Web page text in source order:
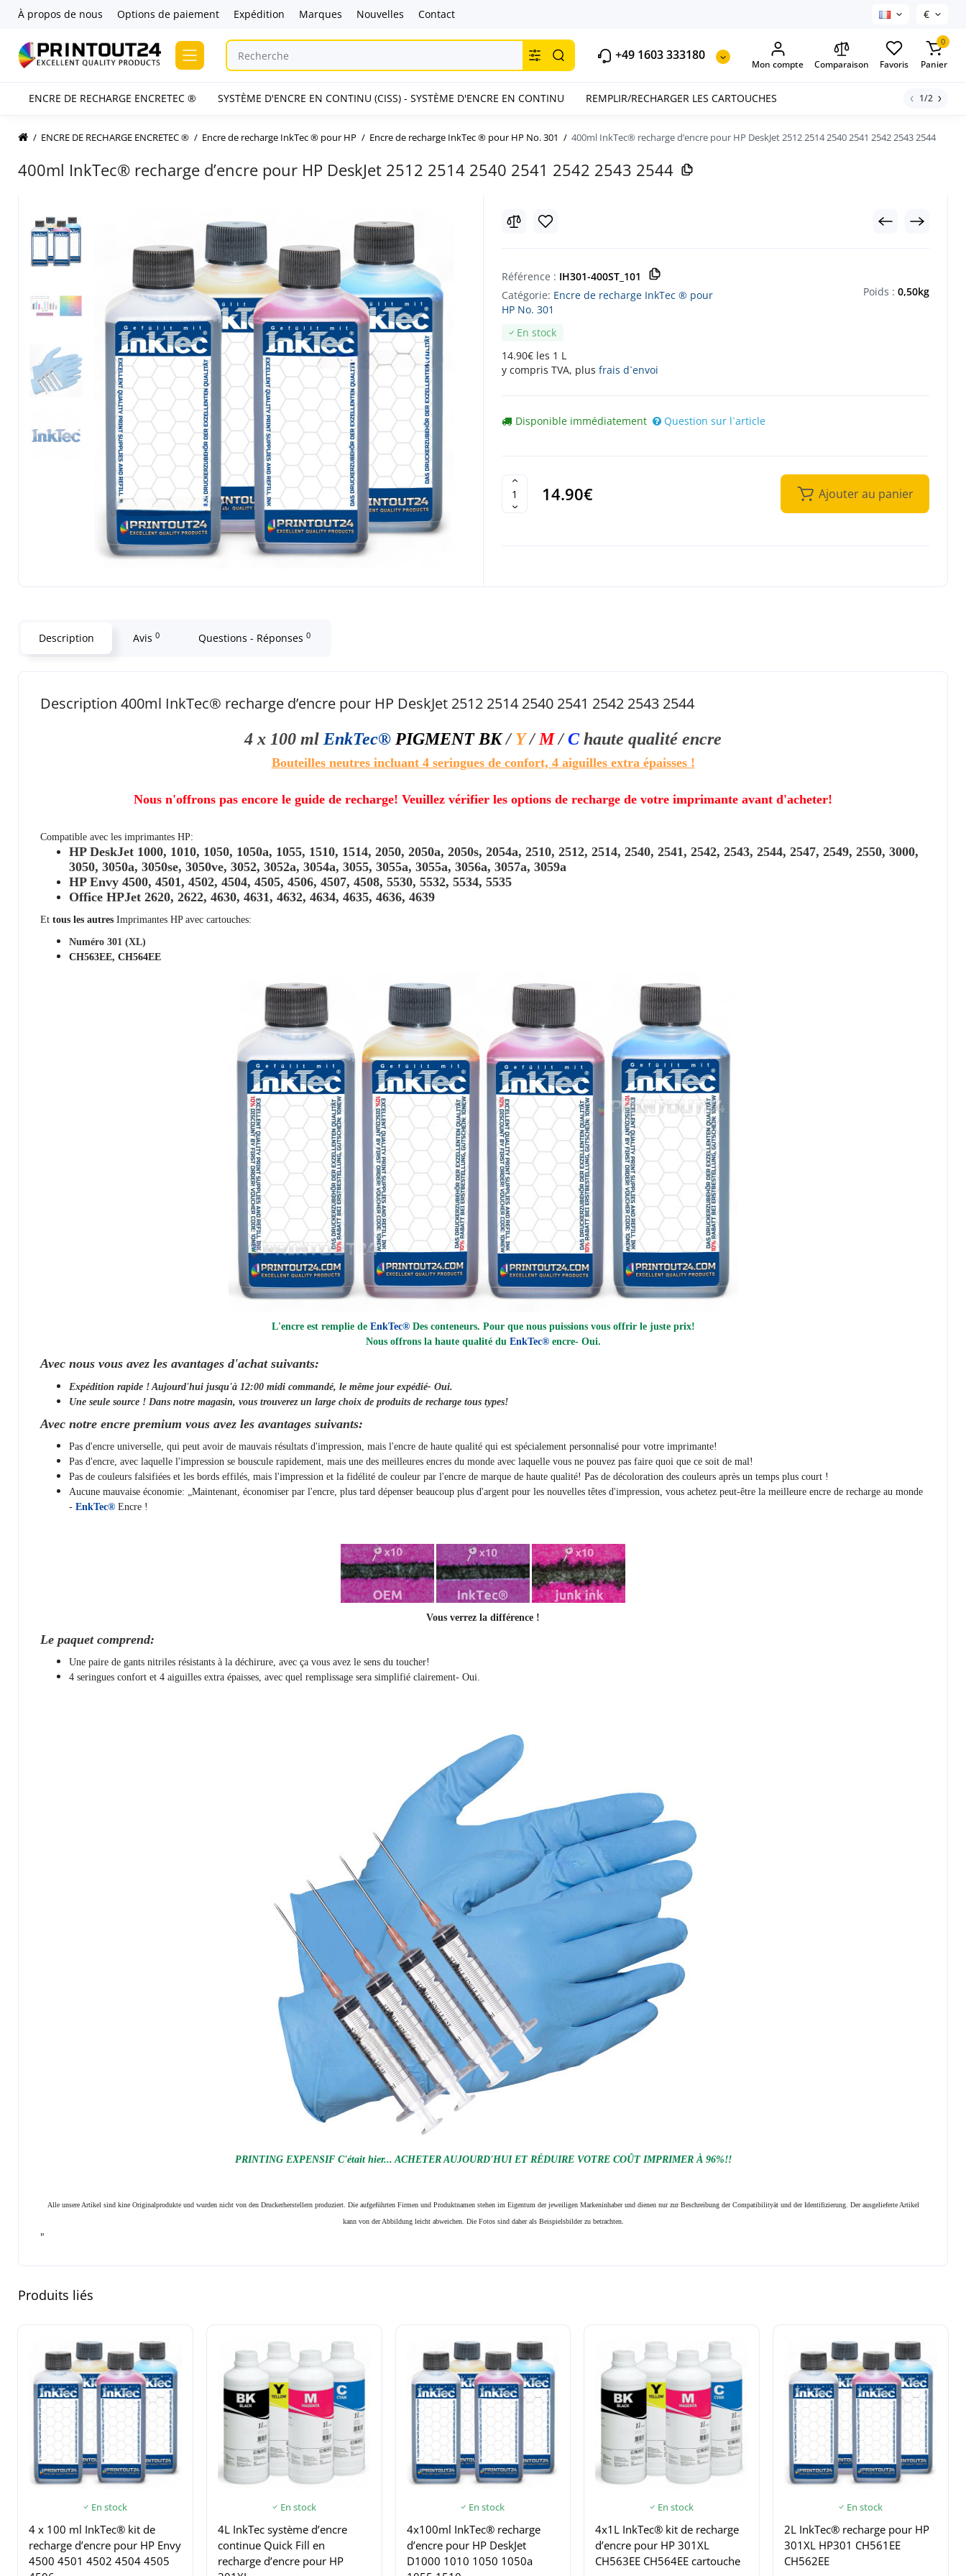
À propos de nous Options de paiement Expédition Marques Nouvelles Contact €
+49 1603 333180
Mon compte Comparaison Favoris
0
Panier
ENCRE DE RECHARGE ENCRETEC ® SYSTÈME D'ENCRE EN CONTINU (CISS) - SYSTÈME D'ENCRE EN CONTINU REMPLIR/RECHARGER LES CARTOUCHES 1/2
ENCRE DE RECHARGE ENCRETEC ® Encre de recharge InkTec ® pour HP Encre de recharge InkTec ® pour HP No. 301 400ml InkTec® recharge d’encre pour HP DeskJet 2512 2514 2540 2541 2542 2543 2544
400ml InkTec® recharge d’encre pour HP DeskJet 2512 2514 2540 2541 2542 2543 2544
Référence : IH301-400ST_101
Catégorie: Encre de recharge InkTec ® pour
HP No. 301
En stock
14.90€ les 1 L
y compris TVA, plus frais d`envoi
Poids : 0,50kg
Disponible immédiatement Question sur l`article
14.90€ Ajouter au panier
Description Avis 0 Questions - Réponses 0
Description 400ml InkTec® recharge d’encre pour HP DeskJet 2512 2514 2540 2541 2542 2543 2544
4 x 100 ml EnkTec® PIGMENT BK/Y/M/Chaute qualitéencre
Bouteilles neutres incluant 4 seringues de confort, 4 aiguilles extra épaisses !
Nous n'offrons pas encore le guide de recharge! Veuillez vérifier les options de recharge de votre imprimante avant d'acheter!
Compatible avec les imprimantes HP:
HP DeskJet 1000, 1010, 1050, 1050a, 1055, 1510, 1514, 2050, 2050a, 2050s, 2054a, 2510, 2512, 2514, 2540, 2541, 2542, 2543, 2544, 2547, 2549, 2550, 3000,
3050, 3050a, 3050se, 3050ve, 3052, 3052a, 3054a, 3055, 3055a, 3055a, 3056a, 3057a, 3059a
HP Envy 4500, 4501, 4502, 4504, 4505, 4506, 4507, 4508, 5530, 5532, 5534, 5535
Office HPJet 2620, 2622, 4630, 4631, 4632, 4634, 4635, 4636, 4639
Et tous les autres Imprimantes HP avec cartouches:
Numéro 301 (XL)
CH563EE, CH564EE
L'encre est remplie de EnkTec® Des conteneurs. Pour que nous puissions vous offrir le juste prix!
Nous offrons la haute qualité du EnkTec®encre- Oui.
Avec nous vous avez les avantages d'achat suivants:
Expédition rapide ! Aujourd'hui jusqu'à 12:00 midi commandé, le même jourexpédié- Oui.
Une seule source ! Dans notre magasin, vous trouverez un large choix de produits de recharge tous types!
Avec notre encre premium vous avez les avantages suivants:
Pas d'encre universelle, qui peut avoir de mauvais résultats d'impression, mais l'encre de haute qualité qui est spécialement personnalisé pour votre imprimante!
Pas d'encre, avec laquelle l'impression se bouscule rapidement, mais une des meilleures encres du monde avec laquelle vous ne pouvez pas faire quoi que ce soit de mal!
Pas de couleurs falsifiées et les bords effilés, mais l'impression et la fidélité de couleur par l'encre de marque de haute qualité! Pas de décoloration des couleurs après un temps plus court !
Aucune mauvaise économie: „Maintenant, économiser par l'encre, plus tard dépenser beaucoup plus d'argent pour les nouvelles têtes d'impression, vous achetez peut-être la meilleure encre de recharge au monde
- EnkTec® Encre !
Vous verrez la différence !
Le paquet comprend:
Une paire de gants nitriles résistants à la déchirure, avec ça vous avez le sens du toucher!
4 seringues confort et 4 aiguilles extra épaisses, avec quel remplissage sera simplifié clairement- Oui.
PRINTING EXPENSIF C'était hier... ACHETER AUJOURD'HUI ET RÉDUIRE VOTRE COÛT IMPRIMER À 96%!!
Alle unsere Artikel sind kine Originalprodukte und wurden nicht von den Druckerherstellern produziert. Die aufgeführten Firmen und Produktnamen stehen im Eigentum der jeweiligen Markeninhaber und dienen nur zur Beschreibung der Compatibilityät und der Identifizierung. Der ausgelieferte Artikel
kann von der Abbildung leicht abweichen. Die Fotos sind daher als Beispielsbilder zu betrachten.
"
Produits liés
En stock
4 x 100 ml InkTec® kit de
recharge d’encre pour HP Envy
4500 4501 4502 4504 4505
En stock
4L InkTec système d’encre
continue Quick Fill en
recharge d’encre pour HP
En stock
4x100ml InkTec® recharge
d’encre pour HP DeskJet
D1000 1010 1050 1050a
En stock
4x1L InkTec® kit de recharge
d’encre pour HP 301XL
CH563EE CH564EE cartouche
En stock
2L InkTec® recharge pour HP
301XL HP301 CH561EE
CH562EE